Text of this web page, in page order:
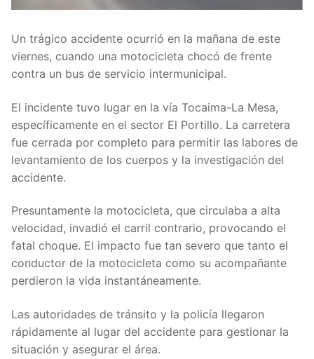
Un trágico accidente ocurrió en la mañana de este
viernes, cuando una motocicleta chocó de frente
contra un bus de servicio intermunicipal.
El incidente tuvo lugar en la vía Tocaima-La Mesa,
específicamente en el sector El Portillo. La carretera
fue cerrada por completo para permitir las labores de
levantamiento de los cuerpos y la investigación del
accidente.
Presuntamente la motocicleta, que circulaba a alta
velocidad, invadió el carril contrario, provocando el
fatal choque. El impacto fue tan severo que tanto el
conductor de la motocicleta como su acompañante
perdieron la vida instantáneamente.
Las autoridades de tránsito y la policía llegaron
rápidamente al lugar del accidente para gestionar la
situación y asegurar el área.